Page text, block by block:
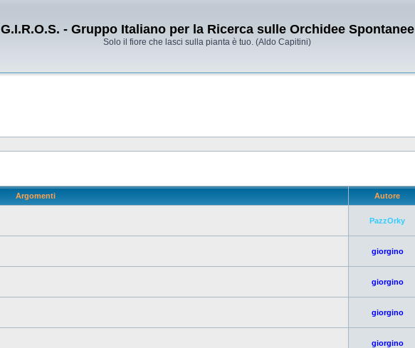
G.I.R.O.S. - Gruppo Italiano per la Ricerca sulle Orchidee Spontanee
Solo il fiore che lasci sulla pianta è tuo. (Aldo Capitini)
Argomenti Autore
PazzOrky
giorgino
giorgino
giorgino
giorgino